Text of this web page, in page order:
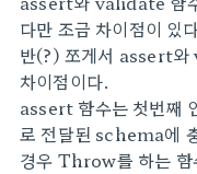
다만 조금 차이점이 있
반(?) 쪼게서 assert와
차이점이다.
assert 함수는 첫번째
로 전달된 schema에
경우 Throw를 하는